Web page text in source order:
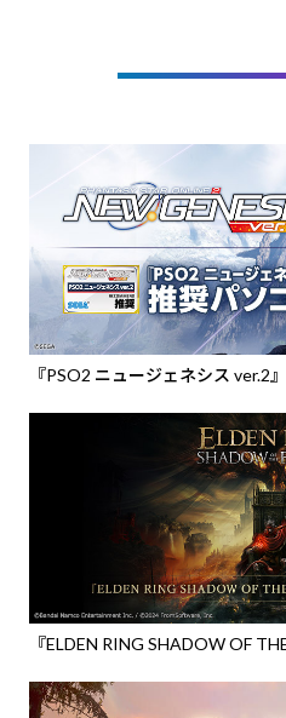
『PSO2 ニュージェネシス ver.2
『ELDEN RING SHADOW OF